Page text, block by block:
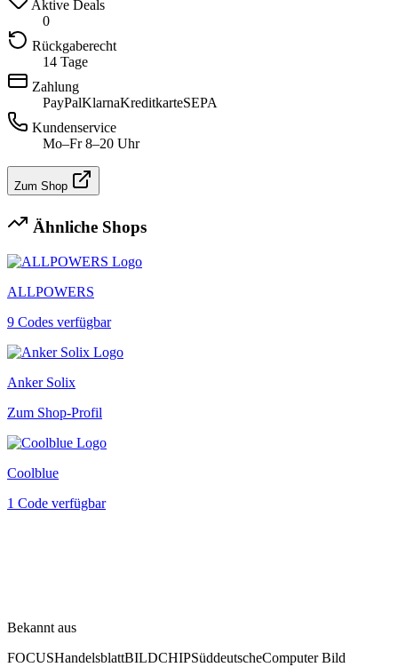
Aktive Deals
0
Rückgaberecht
14 Tage
Zahlung
PayPalKlarnaKreditkarteSEPA
Kundenservice
Mo–Fr 8–20 Uhr
Zum Shop
Ähnliche Shops
ALLPOWERS
9 Codes verfügbar
Anker Solix
Zum Shop-Profil
Coolblue
1 Code verfügbar
Bekannt aus
FOCUSHandelsblattBILDCHIPSüddeutscheComputer Bild